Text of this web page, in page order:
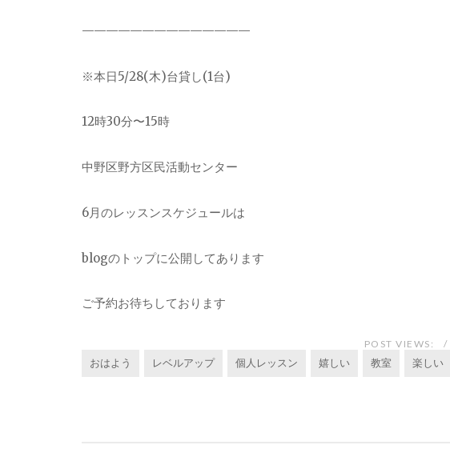
——————————————
※本日5/28(木)台貸し(1台)
12時30分〜15時
中野区野方区民活動センター
6月のレッスンスケジュールは
blogのトップに公開してあります
ご予約お待ちしております
POST VIEWS:
おはよう レベルアップ 個人レッスン 嬉しい 教室 楽しい